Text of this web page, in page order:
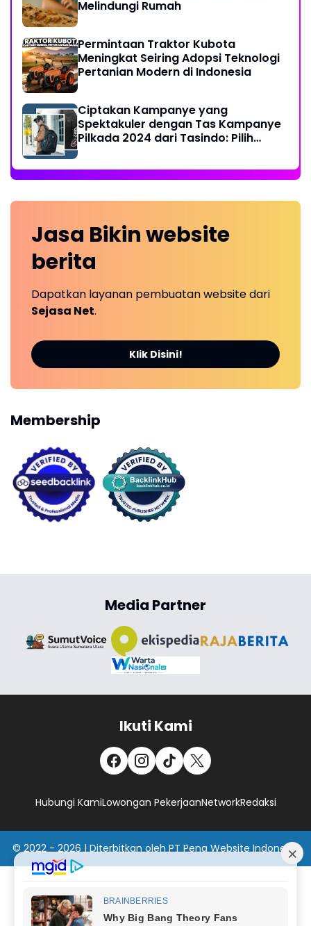
Melindungi Rumah
Permintaan Traktor Kubota
Meningkat Seiring Adopsi Teknologi
Pertanian Modern di Indonesia
Ciptakan Kampanye yang
Spektakuler dengan Tas Kampanye
Pilkada 2024 dari Tasindo: Pilih
Jasa Bikinwebsite
berita
Dapatkan layanan pembuatan website dari
Sejasa Net.
Klik Disini!
Membership
Media Partner
Ikuti Kami
Hubungi KamiLowongan PekerjaanNetworkRedaksi
© 2022 - 2026 | Diterbitkan oleh PT Pena Website Indonesia